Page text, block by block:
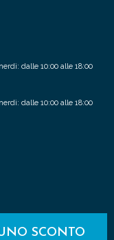
dalle 10:00 alle 18:00
dalle 10:00 alle 18:00
SCONTO